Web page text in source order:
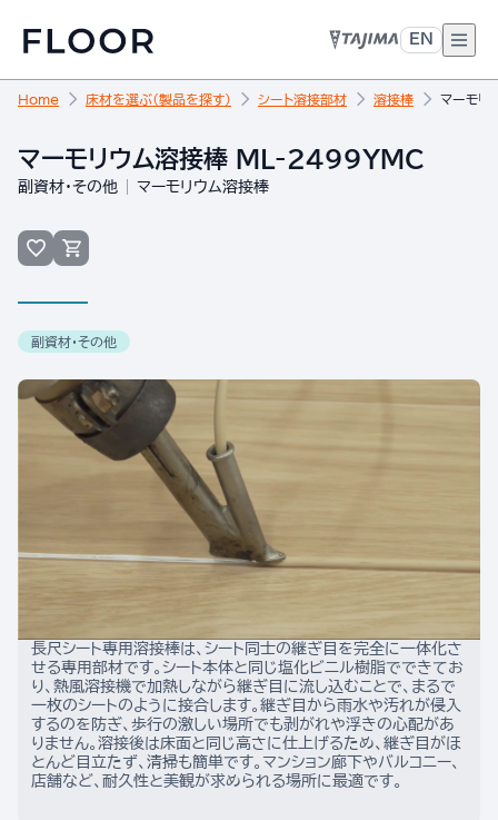
EN
Home 床材を選ぶ（製品を探す） シート溶接部材 溶接棒 マーモ
マーモリウム溶接棒 ML-2499YMC
副資材・その他 マーモリウム溶接棒
副資材・その他
長尺シート専用溶接棒は、シート同士の継ぎ目を完全に一体化さ
せる専用部材です。シート本体と同じ塩化ビニル樹脂でできてお
り、熱風溶接機で加熱しながら継ぎ目に流し込むことで、まるで
一枚のシートのように接合します。継ぎ目から雨水や汚れが侵入
するのを防ぎ、歩行の激しい場所でも剥がれや浮きの心配があ
りません。溶接後は床面と同じ高さに仕上げるため、継ぎ目がほ
とんど目立たず、清掃も簡単です。マンション廊下やバルコニー、
店舗など、耐久性と美観が求められる場所に最適です。